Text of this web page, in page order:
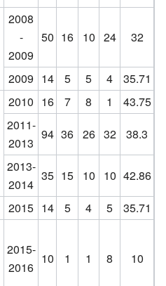
2008
-
2009
50 16 10 24 32
2009 14 5 5 4
35.71
2010 16 7 8 1
43.75
2011-
2013
94 36 26 32 38.3
2013-
2014
35 15 10 10 42.86
2015 14 5 4 5 35.71
2015-
2016
10 1 1 8 10